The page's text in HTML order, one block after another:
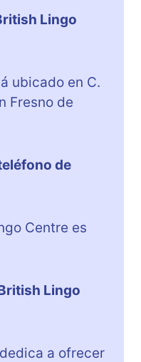
Lingo
ubicado en C.
Fresno de
de
Centre es
Lingo
a ofrecer